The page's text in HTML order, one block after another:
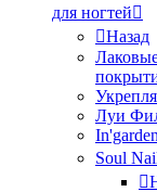
для ногтей
Назад
Луи
In'garden
Soul